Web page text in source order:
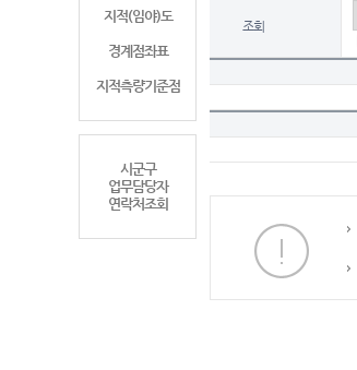
지적(임야)도
경계점좌표
지적측량기준점
시군구
업무담당자
연락처조회
조회